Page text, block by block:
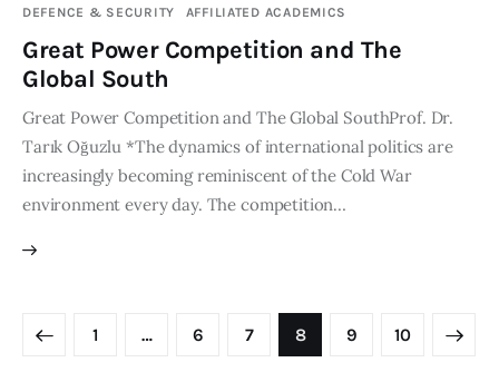
DEFENCE & SECURITY AFFILIATED ACADEMICS
Great Power Competition and The
Global South
Great Power Competition and The Global SouthProf. Dr.
Tarık Oğuzlu *The dynamics of international politics are
increasingly becoming reminiscent of the Cold War
environment every day. The competition…
1 … 6 7 8 9 10